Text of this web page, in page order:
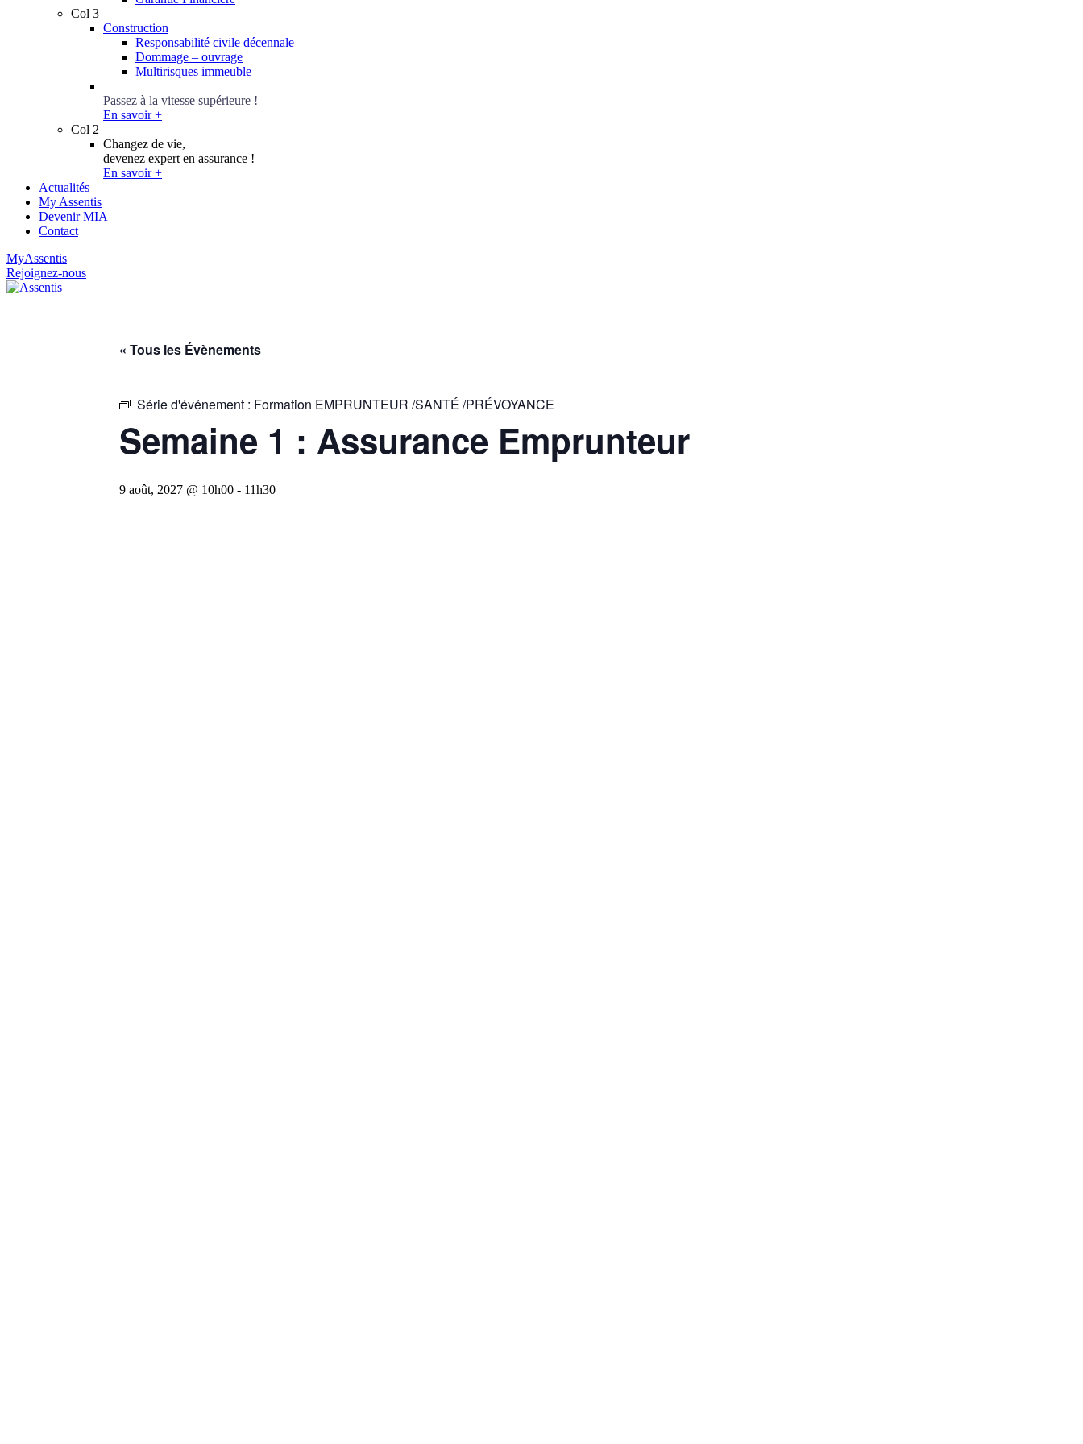
Col 3
Construction
Responsabilité civile décennale
Dommage – ouvrage
Multirisques immeuble
Passez à la vitesse supérieure !
En savoir +
Col 2
Changez de vie,
devenez expert en assurance !
En savoir +
Actualités
My Assentis
Devenir MIA
Contact
MyAssentis
Rejoignez-nous
« Tous les Évènements
Série d'événement : Formation EMPRUNTEUR /SANTÉ /PRÉVOYANCE
Semaine 1 : Assurance Emprunteur
9 août, 2027 @ 10h00 - 11h30